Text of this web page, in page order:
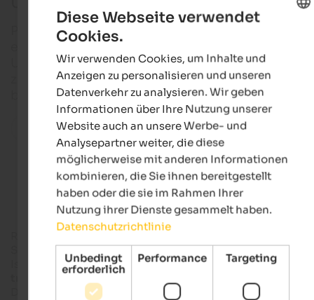
Pfalzen liegt auf einer Sonnenterrasse im Pustertal,
etwas oberhalb von Bruneck. Es ist der optimale
Urlaubsort für alle, die ländliche Beschaulichkeit
zugleich die Nähe zur Stadt Bruneck und zum
bekannten Südtiroler Skiberg Kronplatz schätzen.
Alle Orte in der Region
Unterkünfte in Pfalzen
Sonnendorf Pfalzen mit den Fraktionen Greinwalden und
Issing auf einem sonnigen Hochplateau aus und bietet
traumhafte Ausblicke
Dolomiten bis zu den Zillertaler Alpen.
GERMAN
Diese Webseite verwendet
Cookies.
Wir verwenden Cookies, um Inhalte und
Anzeigen zu personalisieren und unseren
Datenverkehr zu analysieren. Wir geben
Informationen über Ihre Nutzung unserer
Website auch an unsere Werbe- und
Analysepartner weiter, die diese
möglicherweise mit anderen Informationen
kombinieren, die Sie ihnen bereitgestellt
haben oder die sie im Rahmen Ihrer
Nutzung ihrer Dienste gesammelt haben.
Datenschutzrichtlinie
Unbedingt
erforderlich
Performance Targeting